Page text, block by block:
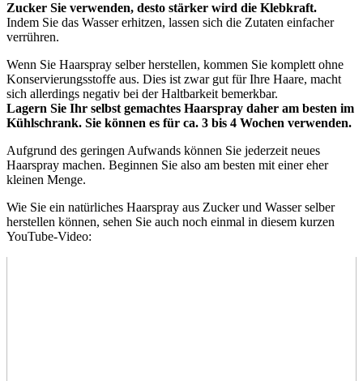
Zucker Sie verwenden, desto stärker wird die Klebkraft.
Indem Sie das Wasser erhitzen, lassen sich die Zutaten einfacher
verrühren.
Wenn Sie Haarspray selber herstellen, kommen Sie komplett ohne
Konservierungsstoffe aus. Dies ist zwar gut für Ihre Haare, macht
sich allerdings negativ bei der Haltbarkeit bemerkbar.
Lagern Sie Ihr selbst gemachtes Haarspray daher am besten im
Kühlschrank. Sie können es für ca. 3 bis 4 Wochen verwenden.
Aufgrund des geringen Aufwands können Sie jederzeit neues
Haarspray machen. Beginnen Sie also am besten mit einer eher
kleinen Menge.
Wie Sie ein natürliches Haarspray aus Zucker und Wasser selber
herstellen können, sehen Sie auch noch einmal in diesem kurzen
YouTube-Video: